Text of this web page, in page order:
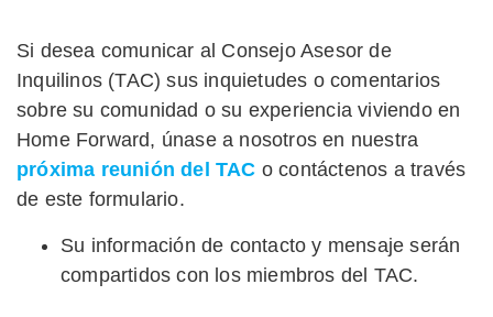
Si desea comunicar al Consejo Asesor de
Inquilinos (TAC) sus inquietudes o comentarios
sobre su comunidad o su experiencia viviendo en
Home Forward, únase a nosotros en nuestra
próxima reunión del TAC o contáctenos a través
de este formulario.
Su información de contacto y mensaje serán
compartidos con los miembros del TAC.